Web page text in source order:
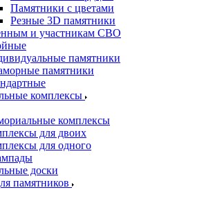
Памятники с цветами
Резные 3D памятники
и участникам СВО
памятники
памятники
комплексы
комплексы
для двоих
для одного
доски
памятников